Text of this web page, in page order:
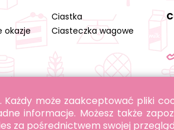
okazje
Ciastka
Ciasteczka wagowe
może zaakceptować pliki
informacje. Możesz także
za pośrednictwem swojej